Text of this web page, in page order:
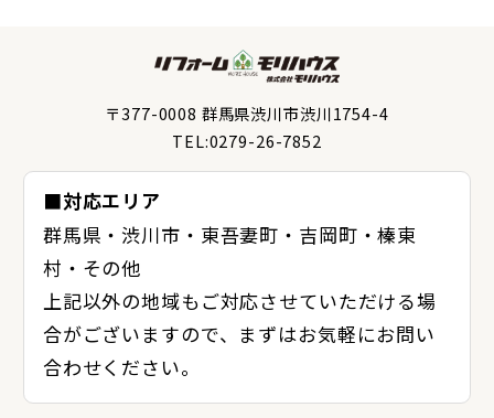
〒377-0008 群馬県渋川市渋川1754-4
TEL:0279-26-7852
■対応エリア
群馬県・渋川市・東吾妻町・吉岡町・榛東
村・その他
上記以外の地域もご対応させていただける場
合がございますので、まずはお気軽にお問い
合わせください。